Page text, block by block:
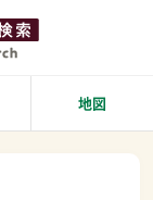
地図